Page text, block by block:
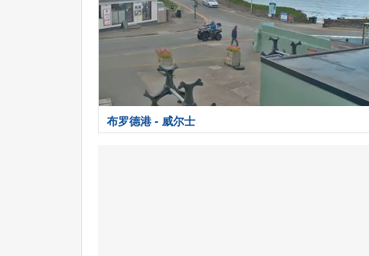
布罗德港 - 威尔士